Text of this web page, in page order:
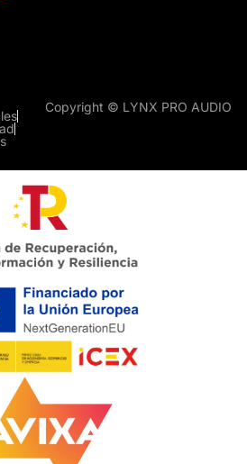
Copyright © LYNX PRO AUDIO